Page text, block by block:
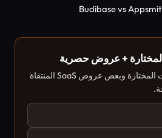
Budibase vs
+ عروض حصرية
سنرسل إليك هذه الأدوات المختارة وبعض عروض SaaS المنتقاة